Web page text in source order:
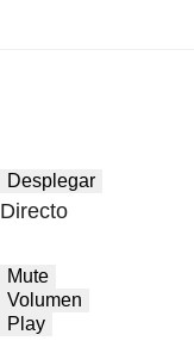
Desplegar
Directo
Mute
Volumen
Play